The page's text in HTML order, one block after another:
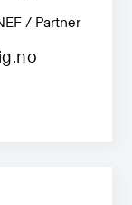
/ Partner